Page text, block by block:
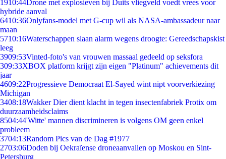
1910:44Drone met explosieven bij Duits vliegveld voedt vrees voor
hybride aanval
6410:36Onlyfans-model met G-cup wil als NASA-ambassadeur naar
maan
5710:16Waterschappen slaan alarm wegens droogte: Gereedschapskist
leeg
3909:53Vinted-foto's van vrouwen massaal gedeeld op seksfora
309:33XBOX platform krijgt zijn eigen "Platinum" achievements dit
jaar
4609:22Progressieve Democraat El-Sayed wint nipt voorverkiezing
Michigan
3408:18Wakker Dier dient klacht in tegen insectenfabriek Protix om
duurzaamheidsclaims
8504:44'Witte' mannen discrimineren is volgens OM geen enkel
probleem
3704:13Random Pics van de Dag #1977
2703:06Doden bij Oekraïense droneaanvallen op Moskou en Sint-
Petersburg